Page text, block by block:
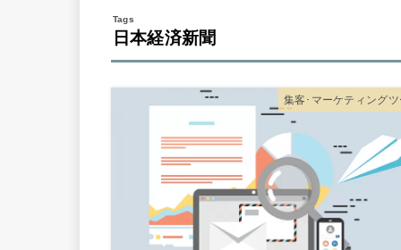
日本経済新聞
集客･マーケティング